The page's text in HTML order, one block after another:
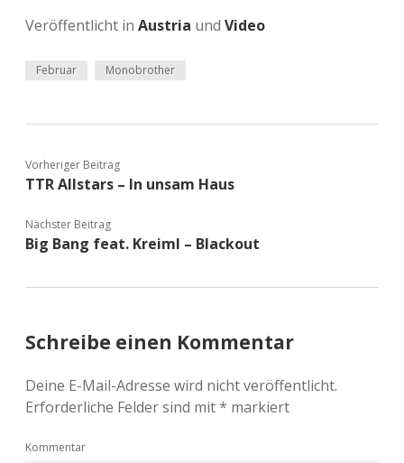
Veröffentlicht in Austria und Video
Februar Monobrother
Vorheriger Beitrag
TTR Allstars – In unsam Haus
Nächster Beitrag
Big Bang feat. Kreiml – Blackout
Schreibe einen Kommentar
Deine E-Mail-Adresse wird nicht veröffentlicht.
Erforderliche Felder sind mit* markiert
Kommentar